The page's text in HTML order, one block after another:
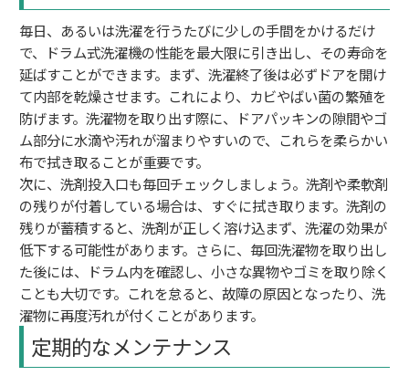
毎日、あるいは洗濯を行うたびに少しの手間をかけるだけ
で、ドラム式洗濯機の性能を最大限に引き出し、その寿命を
延ばすことができます。まず、洗濯終了後は必ずドアを開け
て内部を乾燥させます。これにより、カビやばい菌の繁殖を
防げます。洗濯物を取り出す際に、ドアパッキンの隙間やゴ
ム部分に水滴や汚れが溜まりやすいので、これらを柔らかい
布で拭き取ることが重要です。
次に、洗剤投入口も毎回チェックしましょう。洗剤や柔軟剤
の残りが付着している場合は、すぐに拭き取ります。洗剤の
残りが蓄積すると、洗剤が正しく溶け込まず、洗濯の効果が
低下する可能性があります。さらに、毎回洗濯物を取り出し
た後には、ドラム内を確認し、小さな異物やゴミを取り除く
ことも大切です。これを怠ると、故障の原因となったり、洗
濯物に再度汚れが付くことがあります。
定期的なメンテナンス